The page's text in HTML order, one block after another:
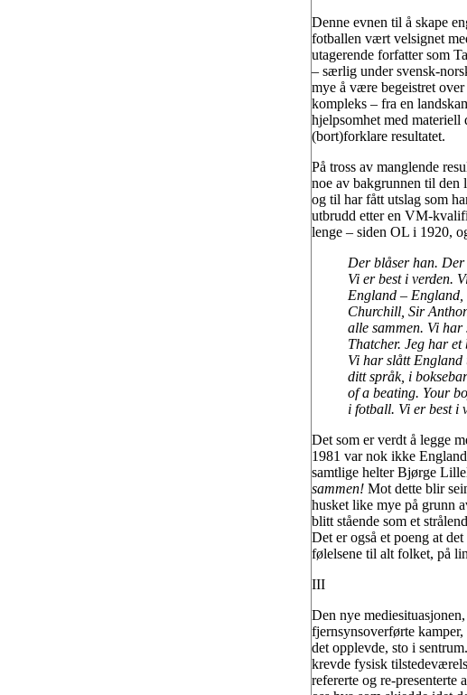
Denne evnen til å skape
fotballen vært velsignet
utagerende forfatter som
– særlig under svensk-
mye å være begeistret
kompleks – fra en
hjelpsomhet med materiell
(bort)forklare resultatet.
På tross av manglende
noe av bakgrunnen til den
og til har fått utslag som
utbrudd etter en VM-
lenge – siden OL i 1920,
Der blåser han.
Vi er best i verden.
England – England,
Churchill, Sir
alle sammen. Vi har
Thatcher. Jeg har
Vi har slått England
ditt språk, i
of a beating. Your
i fotball. Vi er best i
Det som er verdt å legge
1981 var nok ikke
samtlige helter Bjørge
sammen!Mot dette blir
husket like mye på grunn
blitt stående som et
Det er også et poeng at
følelsene til alt folket, på
III
Den nye
fjernsynsoverførte
det opplevde, sto i
krevde fysisk
refererte og re-presenterte